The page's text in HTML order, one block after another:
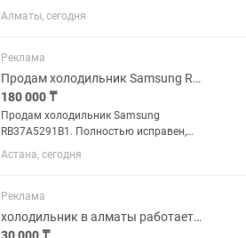
отправьте
Алматы, сегодня
Реклама
Продам холодильник Samsung RB37A5291B1, No Frost
180 000 ₸
Продам холодильник Samsung
RB37A5291B1. Полностью исправен,
отлично охлаждает и морозит.
Система No Frost, тихая работа,
посторонних запахов. В хорошем
состоянии. Самовывоз.
Астана, сегодня
Реклама
холодильник в алматы работает рн калкаман